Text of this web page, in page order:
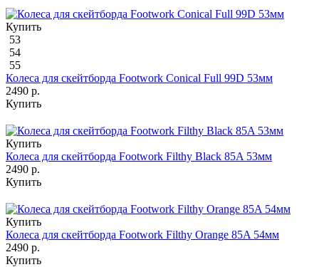
Купить
53
54
55
Колеса для скейтборда Footwork Conical Full 99D 53мм
2490 р.
Купить
Купить
Колеса для скейтборда Footwork Filthy Black 85A 53мм
2490 р.
Купить
Купить
Колеса для скейтборда Footwork Filthy Orange 85A 54мм
2490 р.
Купить